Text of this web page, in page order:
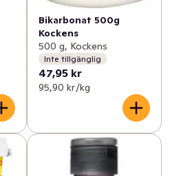
Bikarbonat 500g
Kockens
500 g, Kockens
Inte tillgänglig
47,95 kr
95,90 kr /kg